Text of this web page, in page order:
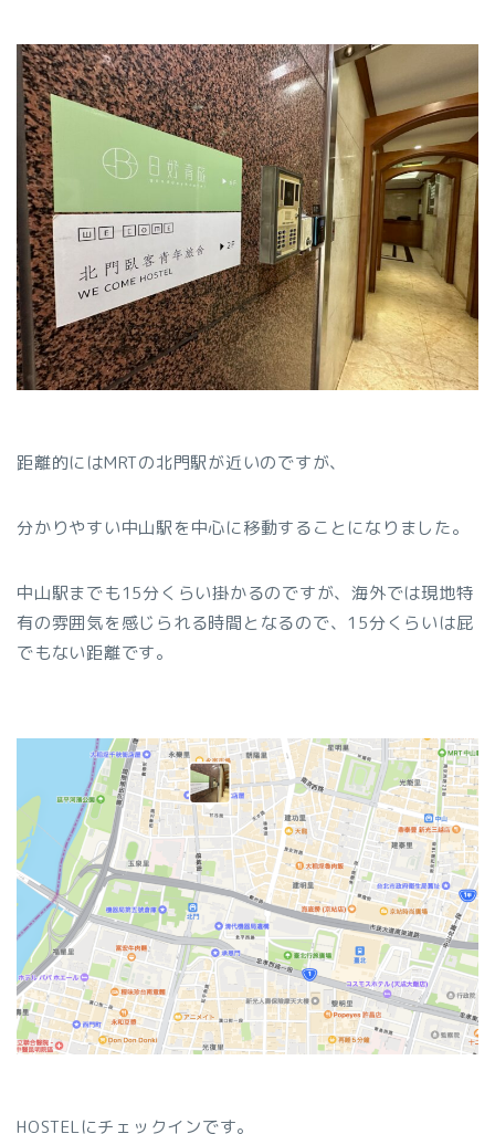
距離的にはMRTの北門駅が近いのですが、
分かりやすい中山駅を中心に移動することになりました。
中山駅までも15分くらい掛かるのですが、海外では現地特
有の雰囲気を感じられる時間となるので、15分くらいは屁
でもない距離です。
HOSTELにチェックインです。